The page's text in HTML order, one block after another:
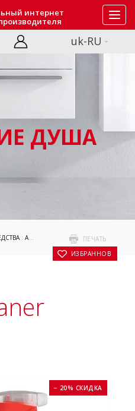
интернет
uk-RU
ДУША
ПЕЧАТЬ
В ИЗБРАННОЕ
: АКСЕССУАРЫ : RAVAK CLEANER
− 20% СКИДКА